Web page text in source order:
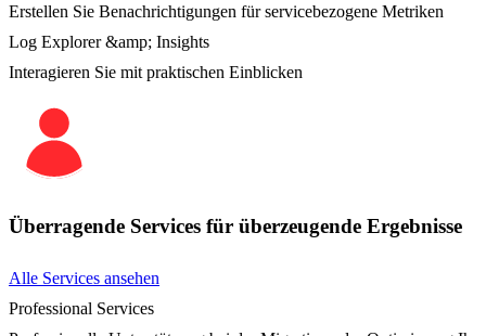
Erstellen Sie Benachrichtigungen für servicebezogene Metriken
Log Explorer &amp; Insights
Interagieren Sie mit praktischen Einblicken
Überragende Services für überzeugende Ergebnisse
Alle Services ansehen
Professional Services